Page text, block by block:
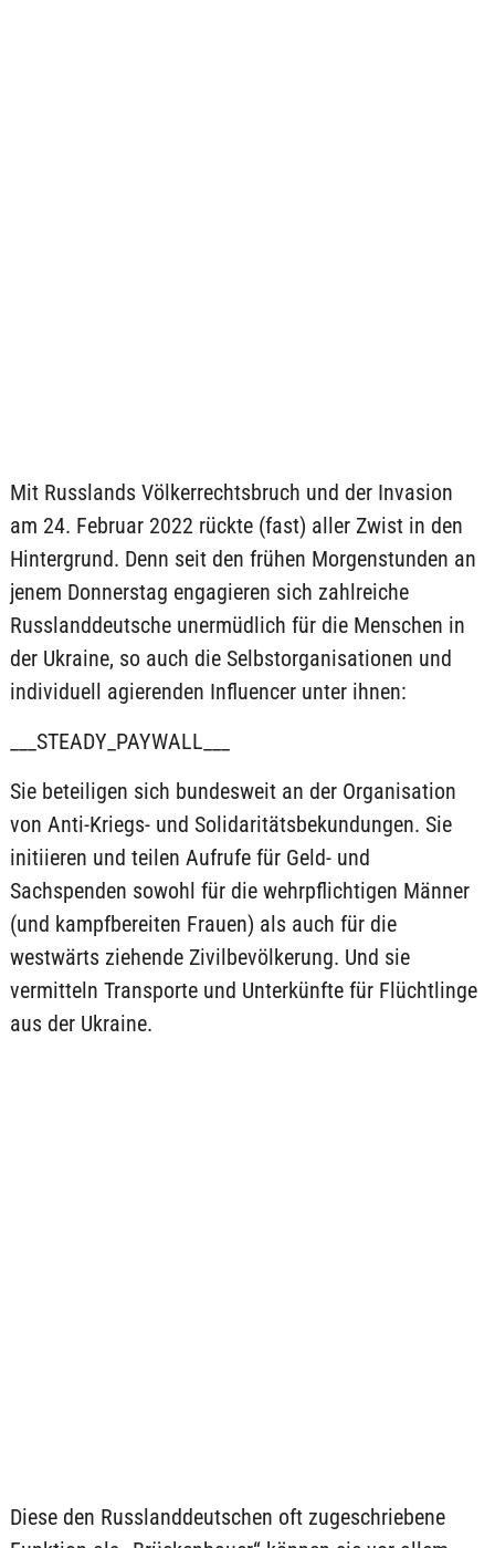
Mit Russlands Völkerrechtsbruch und der Invasion
am 24. Februar 2022 rückte (fast) aller Zwist in den
Hintergrund. Denn seit den frühen Morgenstunden an
jenem Donnerstag engagieren sich zahlreiche
Russlanddeutsche unermüdlich für die Menschen in
der Ukraine, so auch die Selbstorganisationen und
individuell agierenden Influencer unter ihnen:
___STEADY_PAYWALL___
Sie beteiligen sich bundesweit an der Organisation
von Anti-Kriegs- und Solidaritätsbekundungen. Sie
initiieren und teilen Aufrufe für Geld- und
Sachspenden sowohl für die wehrpflichtigen Männer
(und kampfbereiten Frauen) als auch für die
westwärts ziehende Zivilbevölkerung. Und sie
vermitteln Transporte und Unterkünfte für Flüchtlinge
aus der Ukraine.
Diese den Russlanddeutschen oft zugeschriebene